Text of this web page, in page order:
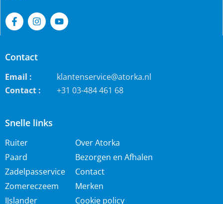
Snelle links
Ruiter
Paard
Zadelpasservice
Zomereczeem
IJslander
Over Atorka
Bezorgen en Afhalen
Contact
Merken
Cookie policy
Contact
Email :
klantenservice@atorka.nl
Contact :
+31 03-484 461 68